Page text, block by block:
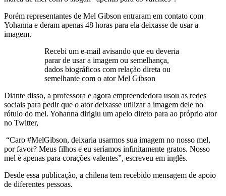
Porém representantes de Mel Gibson entraram em contato com
Yohanna e deram apenas 48 horas para ela deixasse de usar a
imagem.
Recebi um e-mail avisando que eu deveria
parar de usar a imagem ou semelhança,
dados biográficos com relação direta ou
semelhante com o ator Mel Gibson
Diante disso, a professora e agora empreendedora usou as redes
sociais para pedir que o ator deixasse utilizar a imagem dele no
rótulo do mel. Yohanna dirigiu um apelo direto para ao próprio ator
no Twitter,
“Caro #MelGibson, deixaria usarmos sua imagem no nosso mel,
por favor? Meus filhos e eu seríamos infinitamente gratos. Nosso
mel é apenas para corações valentes”, escreveu em inglês.
Desde essa publicação, a chilena tem recebido mensagem de apoio
de diferentes pessoas.